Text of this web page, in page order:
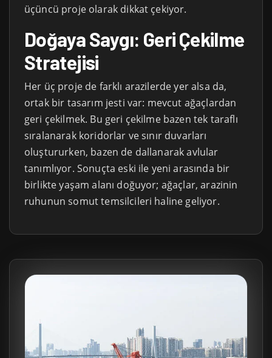
üçüncü proje olarak dikkat çekiyor.
Doğaya Saygı: Geri Çekilme
Stratejisi
Her üç proje de farklı arazilerde yer alsa da,
ortak bir tasarım jesti var: mevcut ağaçlardan
geri çekilmek. Bu geri çekilme bazen tek taraflı
sıralanarak koridorlar ve sınır duvarları
oluştururken, bazen de dallanarak avlular
tanımlıyor. Sonuçta eski ile yeni arasında bir
birlikte yaşam alanı doğuyor; ağaçlar, arazinin
ruhunun somut temsilcileri haline geliyor.